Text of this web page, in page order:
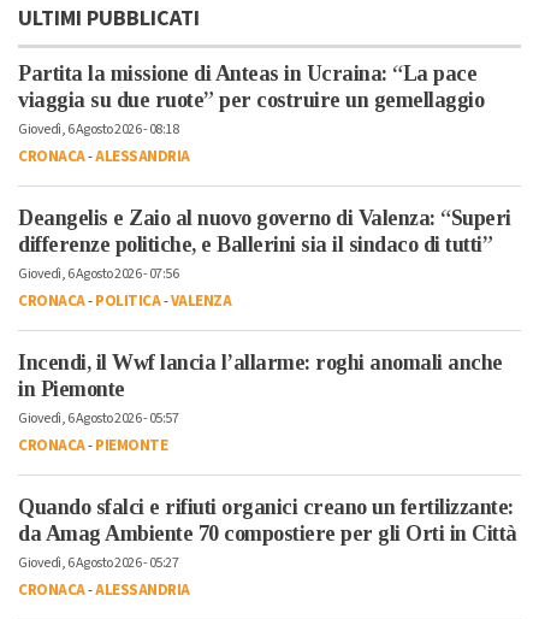
ULTIMI PUBBLICATI
Partita la missione di Anteas in Ucraina: “La pace
viaggia su due ruote” per costruire un gemellaggio
Giovedì, 6 Agosto 2026 - 08:18
CRONACA-ALESSANDRIA
Deangelis e Zaio al nuovo governo di Valenza: “Superi
differenze politiche, e Ballerini sia il sindaco di tutti”
Giovedì, 6 Agosto 2026 - 07:56
CRONACA-POLITICA-VALENZA
Incendi, il Wwf lancia l’allarme: roghi anomali anche
in Piemonte
Giovedì, 6 Agosto 2026 - 05:57
CRONACA-PIEMONTE
Quando sfalci e rifiuti organici creano un fertilizzante:
da Amag Ambiente 70 compostiere per gli Orti in Città
Giovedì, 6 Agosto 2026 - 05:27
CRONACA-ALESSANDRIA